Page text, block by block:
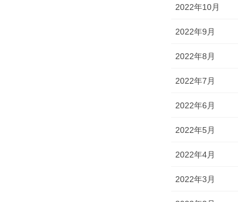
2022年10月
2022年9月
2022年8月
2022年7月
2022年6月
2022年5月
2022年4月
2022年3月